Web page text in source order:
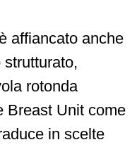
affiancato anche
rotonda
Breast Unit come
in scelte